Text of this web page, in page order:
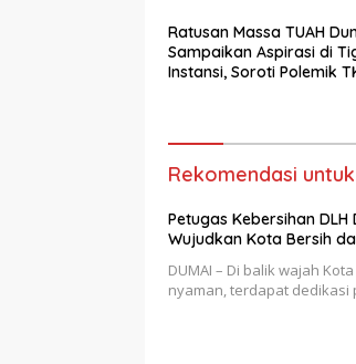
Ratusan Massa TUAH
Sampaikan Aspirasi di
Instansi, Soroti Polemik
Rekomendasi
Petugas Kebersihan
Wujudkan Kota Bersih
DUMAI – Di balik wajah
nyaman, terdapat